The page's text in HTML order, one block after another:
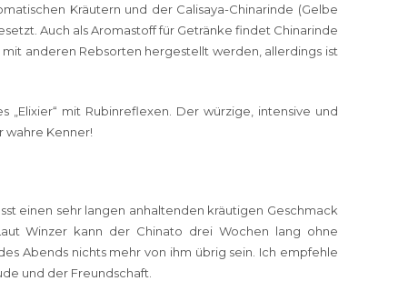
Kräutern und der Calisaya-Chinarinde (Gelbe
Auch als Aromastoff für Getränke findet Chinarinde
anderen Rebsorten hergestellt werden, allerdings ist
mit Rubinreflexen. Der würzige, intensive und
wahre Kenner!
einen sehr langen anhaltenden kräutigen Geschmack
Winzer kann der Chinato drei Wochen lang ohne
Abends nichts mehr von ihm übrig sein. Ich empfehle
und der Freundschaft.